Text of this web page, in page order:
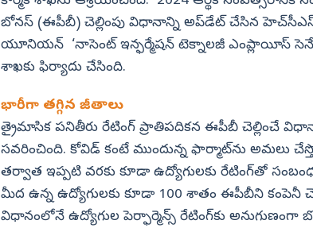
విజయనగరం
పార్వతీపురం మన్యం
వైఎస్సార్
అన్నమయ్య
నిజామాబాద్
కామారెడ్డి
వరంగల్
హన్మకొండ
జనగాం
జయశంకర్
బోనస్ (ఈపీబీ) చెల్లింపు విధానాన్ని అప్‌డేట్ చేసిన హెచ్‌సీఎస్‌
యూనియన్‌ ‘నాసెంట్ ఇన్ఫర్మేషన్ టెక్నాలజీ ఎంప్లాయీస్
శాఖకు ఫిర్యాదు చేసింది.
భారీగా తగ్గిన జీతాలు
త్రైమాసిక పనితీరు రేటింగ్ ప్రాతిపదికన ఈపీబీ చెల్లించే
సవరించింది. కోవిడ్‌ కంటే ముందున్న ఫార్మాట్‌ను అమలు
తర్వాత ఇప్పటి వరకు కూడా ఉద్యోగులకు రేటింగ్‌తో
మీద ఉన్న ఉద్యోగులకు కూడా 100 శాతం ఈపీబీని కంపెనీ
విధానంలోనే ఉద్యోగుల పెర్ఫార్మెన్స్ రేటింగ్‌కు అనుగుణంగా
భారత్‌పై వ్యాఖ్యలు.. చివరకు క్షమాపణ
చెప్పిన Mark Zuckerberg
హైడ్రా
క్లోజ్